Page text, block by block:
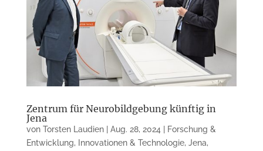
Zentrum für Neurobildgebung künftig in
Jena
von Torsten Laudien| Aug. 28, 2024
Forschung &
Entwicklung, Innovationen & Technologie, Jena,